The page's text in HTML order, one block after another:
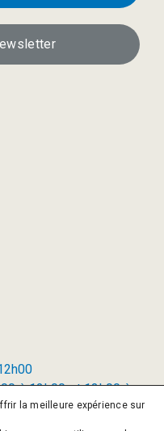
à 12h00 et 13h00 à
la meilleure expérience sur